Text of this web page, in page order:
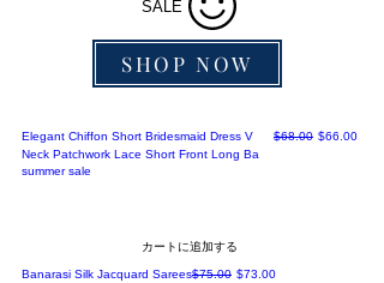
SALE
SHOP NOW
Elegant Chiffon Short Bridesmaid Dress V
Neck Patchwork Lace Short Front Long Ba
通常価格
$68.00 セール価格
$66.00
summer sale
カートに追加する
Banarasi Silk Jacquard Sarees通常価格
$75.00 セール価格
$73.00